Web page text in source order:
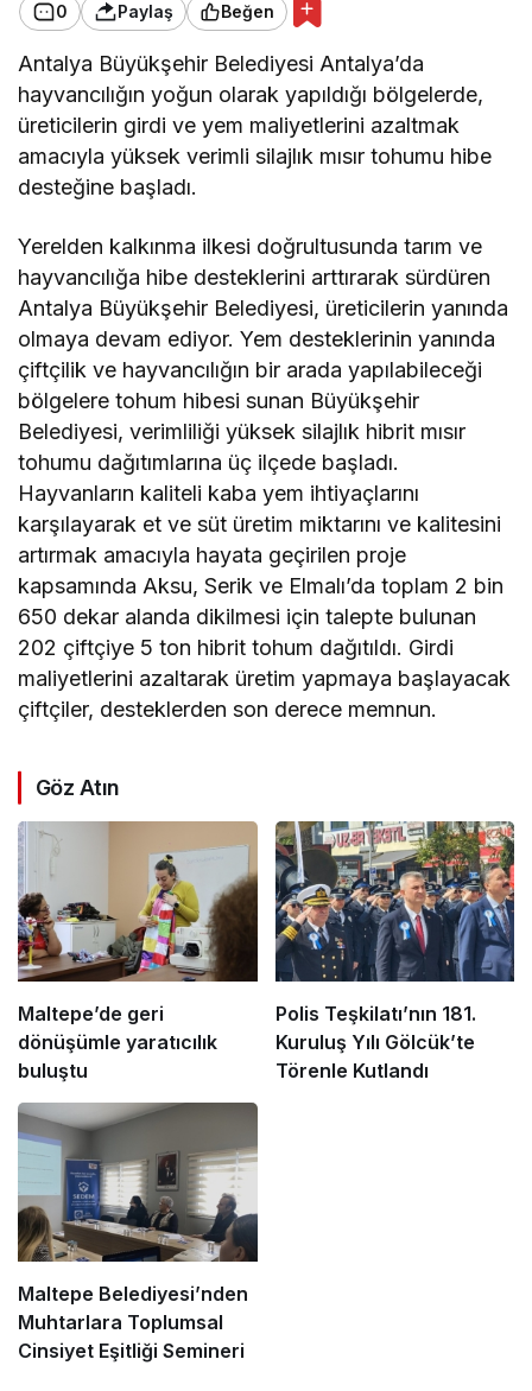
0 Paylaş Beğen
Antalya Büyükşehir Belediyesi Antalya’da
hayvancılığın yoğun olarak yapıldığı bölgelerde,
üreticilerin girdi ve yem maliyetlerini azaltmak
amacıyla yüksek verimli silajlık mısır tohumu hibe
desteğine başladı.
Yerelden kalkınma ilkesi doğrultusunda tarım ve
hayvancılığa hibe desteklerini arttırarak sürdüren
Antalya Büyükşehir Belediyesi, üreticilerin yanında
olmaya devam ediyor. Yem desteklerinin yanında
çiftçilik ve hayvancılığın bir arada yapılabileceği
bölgelere tohum hibesi sunan Büyükşehir
Belediyesi, verimliliği yüksek silajlık hibrit mısır
tohumu dağıtımlarına üç ilçede başladı.
Hayvanların kaliteli kaba yem ihtiyaçlarını
karşılayarak et ve süt üretim miktarını ve kalitesini
artırmak amacıyla hayata geçirilen proje
kapsamında Aksu, Serik ve Elmalı’da toplam 2 bin
650 dekar alanda dikilmesi için talepte bulunan
202 çiftçiye 5 ton hibrit tohum dağıtıldı. Girdi
maliyetlerini azaltarak üretim yapmaya başlayacak
çiftçiler, desteklerden son derece memnun.
Göz Atın
Maltepe’de geri
dönüşümle yaratıcılık
buluştu
Polis Teşkilatı’nın 181.
Kuruluş Yılı Gölcük’te
Törenle Kutlandı
Maltepe Belediyesi’nden
Muhtarlara Toplumsal
Cinsiyet Eşitliği Semineri